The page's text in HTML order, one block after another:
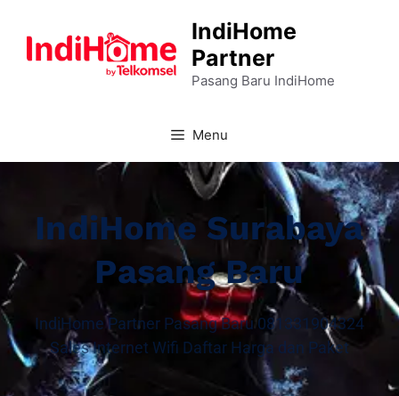
IndiHome
Partner
Pasang Baru IndiHome
Menu
IndiHome Surabaya
Pasang Baru
IndiHome Partner Pasang Baru 081331904324
Sales Internet Wifi Daftar Harga dan Paket